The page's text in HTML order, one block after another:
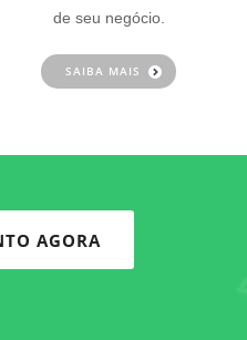
de seu negócio.
SAIBA MAIS
AGORA